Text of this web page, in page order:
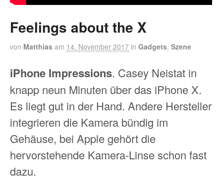
Feelings about the X
von Matthias am 14. November 2017 in Gadgets, Szene
iPhone Impressions. Casey Neistat in
knapp neun Minuten über das iPhone X.
Es liegt gut in der Hand. Andere Hersteller
integrieren die Kamera bündig im
Gehäuse, bei Apple gehört die
hervorstehende Kamera-Linse schon fast
dazu.